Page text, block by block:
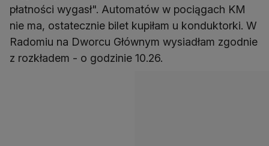
płatności wygasł". Automatów w pociągach KM
nie ma, ostatecznie bilet kupiłam u konduktorki. W
Radomiu na Dworcu Głównym wysiadłam zgodnie
z rozkładem - o godzinie 10.26.